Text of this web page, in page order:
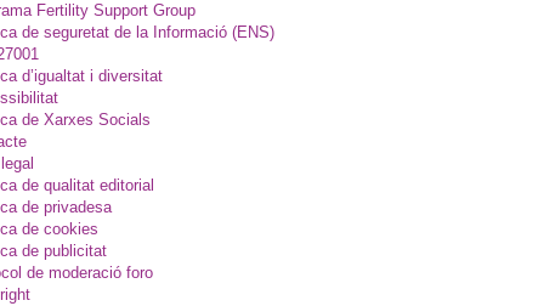
Fertility Support Group
de seguretat de la Informació (ENS)
d’igualtat i diversitat
de Xarxes Socials
de qualitat editorial
de privadesa
de cookies
de publicitat
de moderació foro